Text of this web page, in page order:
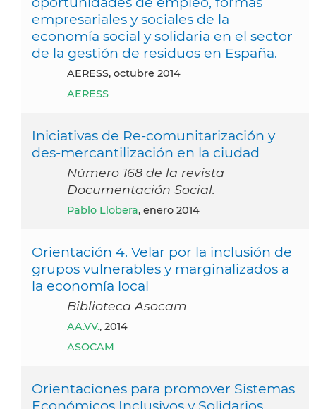
empresariales y sociales de la
economía social y solidaria en el sector
de la gestión de residuos en España.
AERESS, octubre 2014
AERESS
Iniciativas de Re-comunitarización y
des-mercantilización en la ciudad
Número 168 de la revista
Documentación Social.
Pablo Llobera, enero 2014
Orientación 4. Velar por la inclusión de
grupos vulnerables y marginalizados a
la economía local
Biblioteca Asocam
AA.VV., 2014
ASOCAM
Orientaciones para promover Sistemas
Económicos Inclusivos y Solidarios